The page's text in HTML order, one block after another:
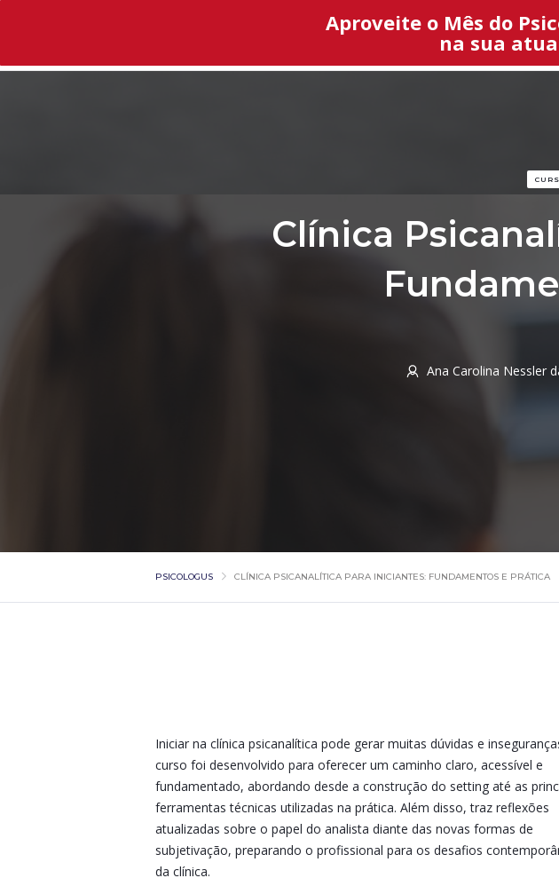
Aproveite o Mês do
na sua
Clínica
Ana Carolina Nessler
PSICOLOGUS CLÍNICA PSICANALÍTICA PARA INICIANTES: FUNDAMENTOS E PRÁTICA
Iniciar na clínica psicanalítica pode gerar muitas dúvidas e
curso foi desenvolvido para oferecer um caminho claro, acessível e
fundamentado, abordando desde a construção do setting até as
ferramentas técnicas utilizadas na prática. Além disso, traz reflexões
atualizadas sobre o papel do analista diante das novas formas de
subjetivação, preparando o profissional para os desafios
da clínica.